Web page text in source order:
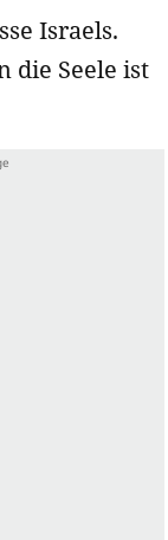
Israels.
die Seele ist